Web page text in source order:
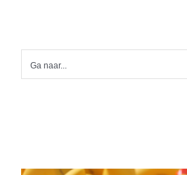
inhoud
Ga naar...